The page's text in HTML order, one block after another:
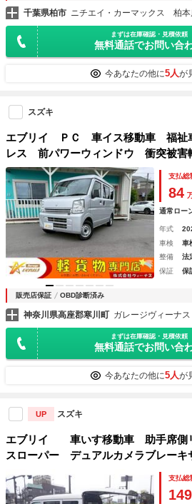
千葉県柏市 ニチエイ・カーマックス 柏本
まずは在庫確認・見積依頼
無料通話でお問い合
今あなたの他に5人が
スズキ
エブリイ ＰＣ 車イス移動車 福
レス 前パワーウィンドウ 衝突被害
レコーダー プライバシーガラス
支払総
84
通常ロー
年式
車検
車
整備
法
保証
保
販売店保証 OBD診断済み
神奈川県高座郡寒川町 ガレージヴィーナ
まずは在庫確認・見積依頼
無料通話でお問い合
今あなたの他に5人が
UP スズキ
エブリイ 車いす移動車 助手席側
スローパー デュアルカメラブレー
車 キーレス 電動ウインチリモコン
支払総